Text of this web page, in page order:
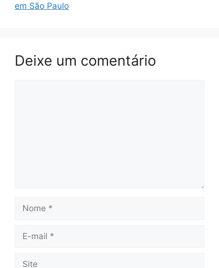
em São Paulo
Deixe um comentário
mail